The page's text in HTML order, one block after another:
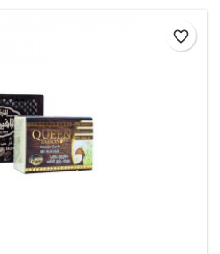
favorite_border